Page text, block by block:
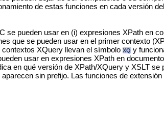
de estas funciones en cada versión
pueden usar en (i) expresiones XPath en
que se pueden usar en el primer contexto
XQuery llevan el símbolo XQy
usar en expresiones XPath en
en qué versión de XPath/XQuery y XSLT se
sin prefijo. Las funciones de